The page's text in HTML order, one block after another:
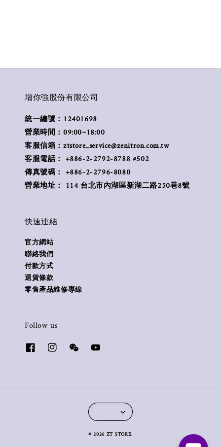
增你強股份有限公司
統一編號：12401698
營業時間：09:00~18:00
客服信箱：ztstore_service@zenitron.com.tw
客服電話： +886-2-2792-8788 #502
傳真號碼： +886-2-2796-8080
營業地址： 114 台北市內湖區新湖二路250巷8號
快速連結
官方網站
聯絡我們
付款方式
退貨條款
零售產品維修專線
Follow us
© 2026 ZT STORE.